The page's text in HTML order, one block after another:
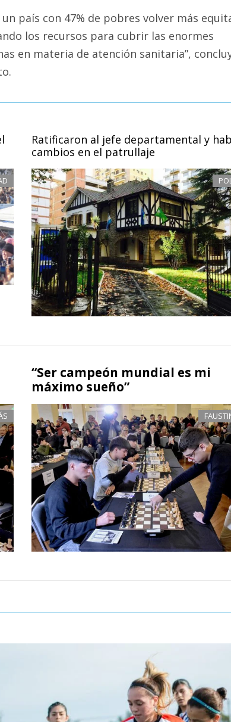
país con 47% de pobres volver más
los recursos para cubrir las enormes
en materia de atención sanitaria”,
Ratificaron al jefe departamental y
cambios en el patrullaje
“Ser campeón mundial es mi
máximo sueño”